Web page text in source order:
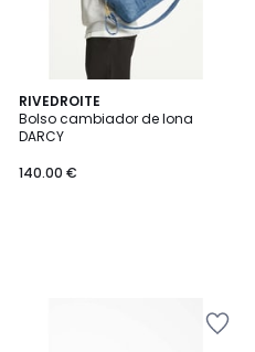
RIVEDROITE
Bolso cambiador de lona
DARCY
140.00 €